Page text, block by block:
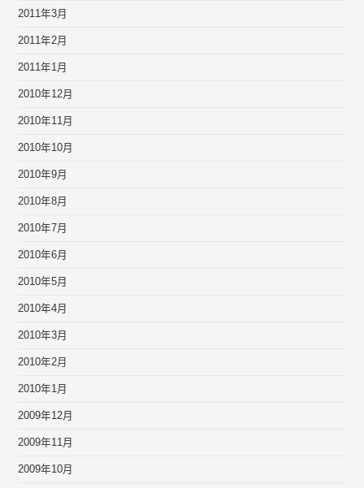
2011年3月
2011年2月
2011年1月
2010年12月
2010年11月
2010年10月
2010年9月
2010年8月
2010年7月
2010年6月
2010年5月
2010年4月
2010年3月
2010年2月
2010年1月
2009年12月
2009年11月
2009年10月